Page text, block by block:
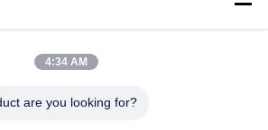
4:34 AM
are you looking for?